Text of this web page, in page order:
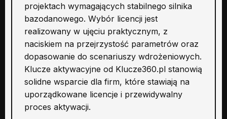
projektach wymagających stabilnego silnika
bazodanowego. Wybór licencji jest
realizowany w ujęciu praktycznym, z
naciskiem na przejrzystość parametrów oraz
dopasowanie do scenariuszy wdrożeniowych.
Klucze aktywacyjne od Klucze360.pl stanowią
solidne wsparcie dla firm, które stawiają na
uporządkowane licencje i przewidywalny
proces aktywacji.